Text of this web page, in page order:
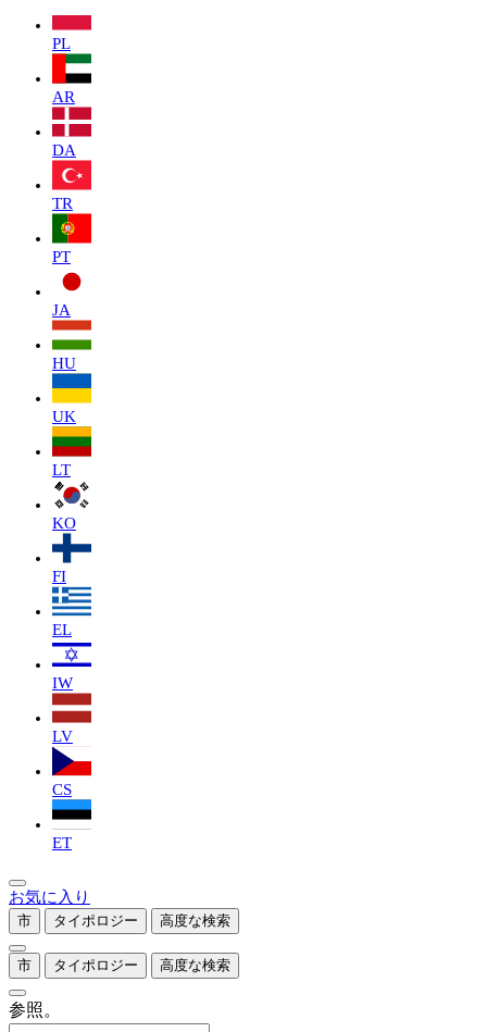
PL
AR
DA
TR
PT
JA
HU
UK
LT
KO
FI
EL
IW
LV
CS
ET
お気に入り
市 タイポロジー 高度な検索
市 タイポロジー 高度な検索
参照。